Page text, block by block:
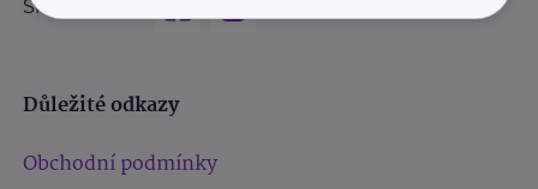
Sledujte nás:
Důležité odkazy
Obchodní podmínky